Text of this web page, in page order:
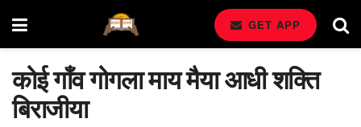
GET APP
कोई गाँव गोगला माय मैया आधी शक्ति
बिराजीया